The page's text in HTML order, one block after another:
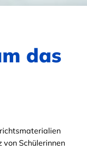
das
von Schülerinnen